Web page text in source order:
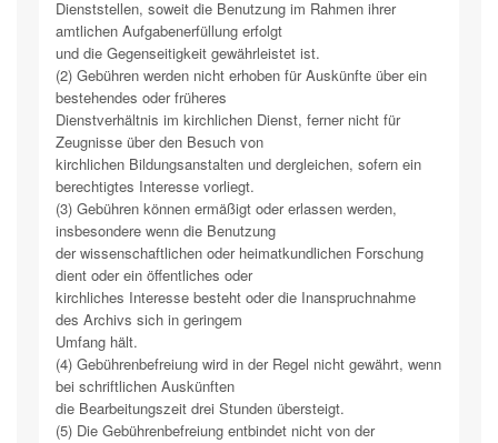
Dienststellen, soweit die Benutzung im Rahmen ihrer
amtlichen Aufgabenerfüllung erfolgt
und die Gegenseitigkeit gewährleistet ist.
(2) Gebühren werden nicht erhoben für Auskünfte über ein
bestehendes oder früheres
Dienstverhältnis im kirchlichen Dienst, ferner nicht für
Zeugnisse über den Besuch von
kirchlichen Bildungsanstalten und dergleichen, sofern ein
berechtigtes Interesse vorliegt.
(3) Gebühren können ermäßigt oder erlassen werden,
insbesondere wenn die Benutzung
der wissenschaftlichen oder heimatkundlichen Forschung
dient oder ein öffentliches oder
kirchliches Interesse besteht oder die Inanspruchnahme
des Archivs sich in geringem
Umfang hält.
(4) Gebührenbefreiung wird in der Regel nicht gewährt, wenn
bei schriftlichen Auskünften
die Bearbeitungszeit drei Stunden übersteigt.
(5) Die Gebührenbefreiung entbindet nicht von der